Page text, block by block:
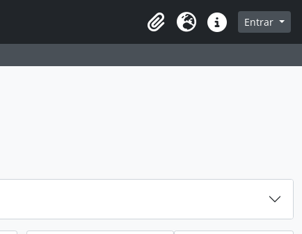
na página de navegação
Idioma Ligações rápidas
Entrar